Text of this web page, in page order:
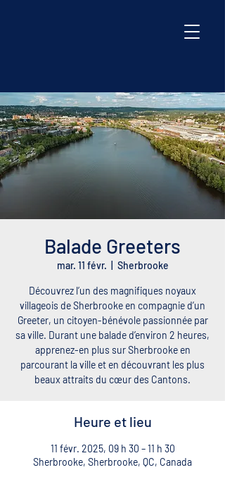
Balade Greeters
mar. 11 févr. Sherbrooke
Découvrez l’un des magnifiques noyaux
villageois de Sherbrooke en compagnie d’un
Greeter, un citoyen-bénévole passionnée par
sa ville. Durant une balade d’environ 2 heures,
apprenez-en plus sur Sherbrooke en
parcourant la ville et en découvrant les plus
beaux attraits du cœur des Cantons.
Heure et lieu
11 févr. 2025, 09 h 30 – 11 h 30
Sherbrooke, Sherbrooke, QC, Canada